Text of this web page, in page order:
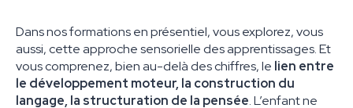
Dans nos formations en présentiel, vous explorez, vous
aussi, cette approche sensorielle des apprentissages. Et
vous comprenez, bien au-delà des chiffres, le lien entre
le développement moteur, la construction du
langage, la structuration de la pensée. L’enfant ne